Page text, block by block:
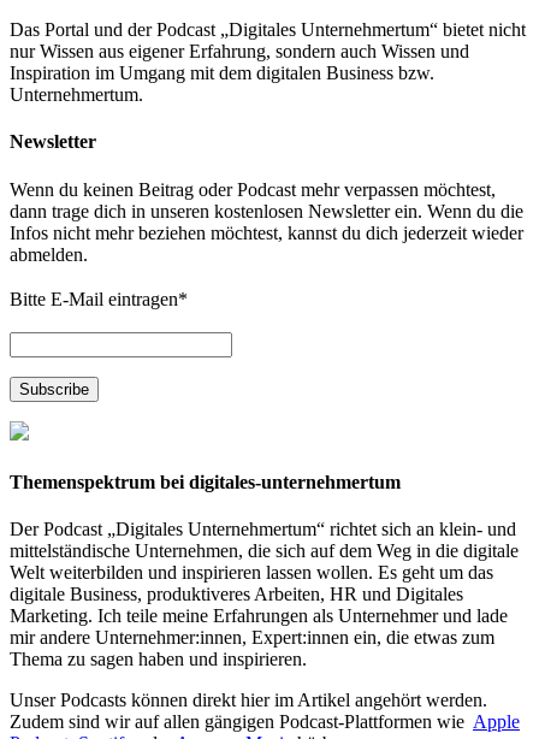
Das Portal und der Podcast „Digitales Unternehmertum“ bietet nicht
nur Wissen aus eigener Erfahrung, sondern auch Wissen und
Inspiration im Umgang mit dem digitalen Business bzw.
Unternehmertum.
Newsletter
Wenn du keinen Beitrag oder Podcast mehr verpassen möchtest,
dann trage dich in unseren kostenlosen Newsletter ein. Wenn du die
Infos nicht mehr beziehen möchtest, kannst du dich jederzeit wieder
abmelden.
Bitte E-Mail eintragen*
Themenspektrum bei digitales-unternehmertum
Der Podcast „Digitales Unternehmertum“ richtet sich an klein- und
mittelständische Unternehmen, die sich auf dem Weg in die digitale
Welt weiterbilden und inspirieren lassen wollen. Es geht um das
digitale Business, produktiveres Arbeiten, HR und Digitales
Marketing. Ich teile meine Erfahrungen als Unternehmer und lade
mir andere Unternehmer:innen, Expert:innen ein, die etwas zum
Thema zu sagen haben und inspirieren.
Unser Podcasts können direkt hier im Artikel angehört werden.
Zudem sind wir auf allen gängigen Podcast-Plattformen wie Apple